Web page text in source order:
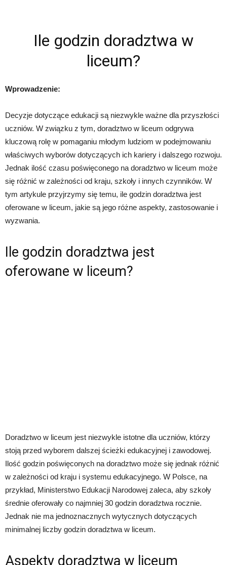
Ile godzin doradztwa w
liceum?
Wprowadzenie:
Decyzje dotyczące edukacji są niezwykle ważne dla przyszłości
uczniów. W związku z tym, doradztwo w liceum odgrywa
kluczową rolę w pomaganiu młodym ludziom w podejmowaniu
właściwych wyborów dotyczących ich kariery i dalszego rozwoju.
Jednak ilość czasu poświęconego na doradztwo w liceum może
się różnić w zależności od kraju, szkoły i innych czynników. W
tym artykule przyjrzymy się temu, ile godzin doradztwa jest
oferowane w liceum, jakie są jego różne aspekty, zastosowanie i
wyzwania.
Ile godzin doradztwa jest
oferowane w liceum?
Doradztwo w liceum jest niezwykle istotne dla uczniów, którzy
stoją przed wyborem dalszej ścieżki edukacyjnej i zawodowej.
Ilość godzin poświęconych na doradztwo może się jednak różnić
w zależności od kraju i systemu edukacyjnego. W Polsce, na
przykład, Ministerstwo Edukacji Narodowej zaleca, aby szkoły
średnie oferowały co najmniej 30 godzin doradztwa rocznie.
Jednak nie ma jednoznacznych wytycznych dotyczących
minimalnej liczby godzin doradztwa w liceum.
Aspekty doradztwa w liceum